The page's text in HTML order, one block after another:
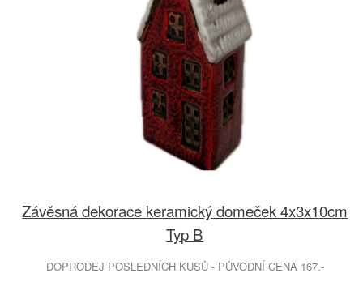
Závěsná dekorace keramický domeček 4x3x10cm
Typ B
DOPRODEJ POSLEDNÍCH KUSŮ - PŮVODNÍ CENA 167.-